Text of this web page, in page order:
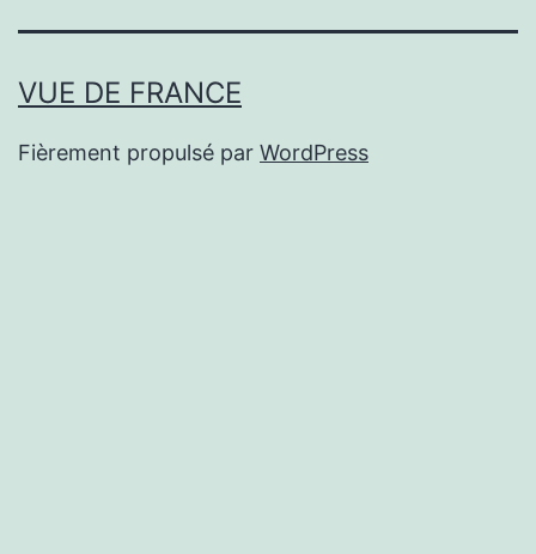
VUE DE FRANCE
Fièrement propulsé par WordPress